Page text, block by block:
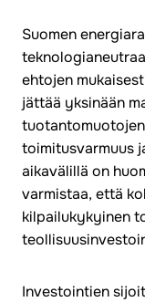
Suomen
ehtojen
jättää yksinään
toimitusvarmuus
aikavälillä on
varmistaa, että
kilpailukykyinen
Investointien